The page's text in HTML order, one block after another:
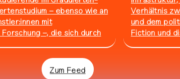
– ebenso wie an
mit
–, die sich durch
zum 25. Oktober 2026 ⌛
Verhältnis
und dem
Fiction und
Zum Feed